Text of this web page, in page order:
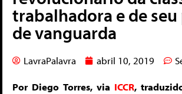
trabalhadora e de
de vanguarda
LavraPalavra abril 10, 2019
Por Diego Torres, via ICCR,